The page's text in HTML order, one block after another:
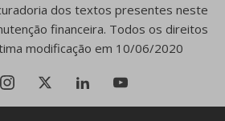
dos textos presentes neste
financeira. Todos os direitos
modificação em 10/06/2020